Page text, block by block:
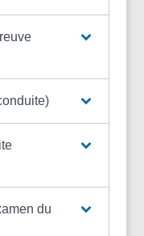
du